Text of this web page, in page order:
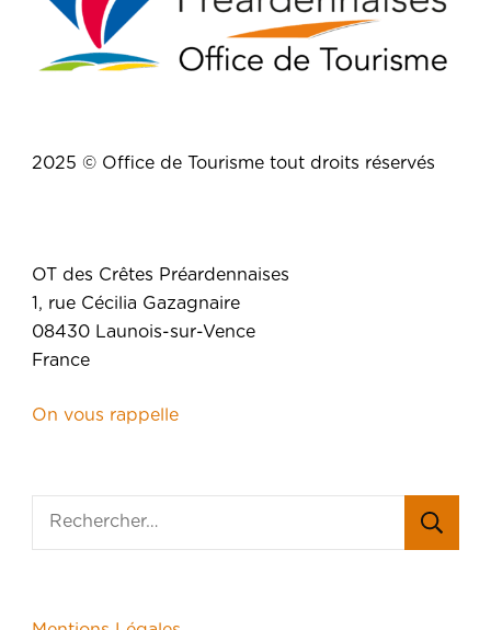
2025 © Office de Tourisme tout droits réservés
OT des Crêtes Préardennaises
1, rue Cécilia Gazagnaire
08430 Launois-sur-Vence
France
On vous rappelle